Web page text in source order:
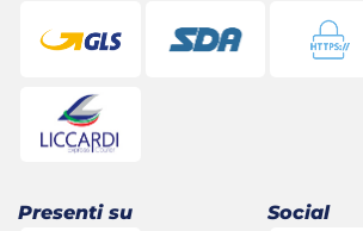
Presenti su Social